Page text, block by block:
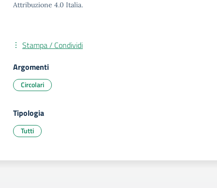
Attribuzione 4.0 Italia.
Stampa / Condividi
Argomenti
Circolari
Tipologia
Tutti